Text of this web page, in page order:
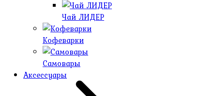
Чай ЛИДЕР
Кофеварки
Самовары
Аксессуары